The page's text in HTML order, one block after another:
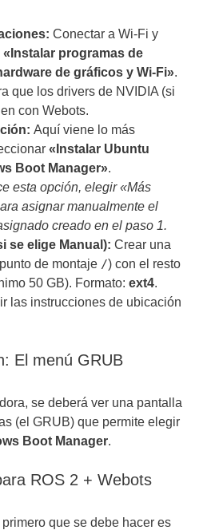
Conectar a Wi-Fi y
«Instalar programas de
de gráficos y Wi-Fi».
que los drivers de NVIDIA (si
con Webots.
Aquí viene lo más
«Instalar Ubuntu
Boot Manager».
esta opción, elegir «Más
asignar manualmente el
creado en el paso 1.
se elige Manual): Crear una
de montaje /) con el resto
50 GB). Formato: ext4.
las instrucciones de ubicación
El menú GRUB
se deberá ver una pantalla
(el GRUB) que permite elegir
Boot Manager.
ROS 2 + Webots
que se debe hacer es